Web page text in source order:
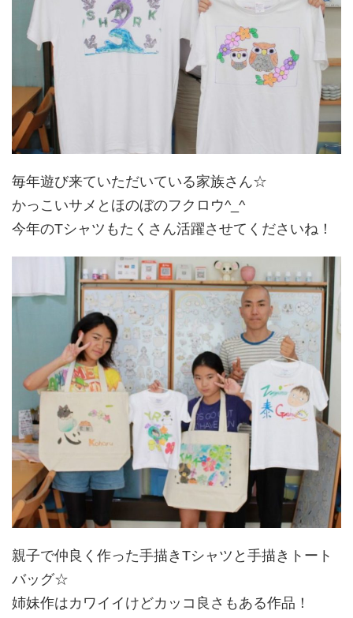
毎年遊び来ていただいている家族さん☆
かっこいサメとほのぼのフクロウ^_^
今年のTシャツもたくさん活躍させてくださいね！
親子で仲良く作った手描きTシャツと手描きトート
バッグ☆
姉妹作はカワイイけどカッコ良さもある作品！